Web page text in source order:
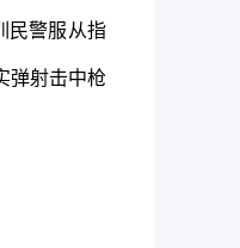
民警服从指
弹射击中枪